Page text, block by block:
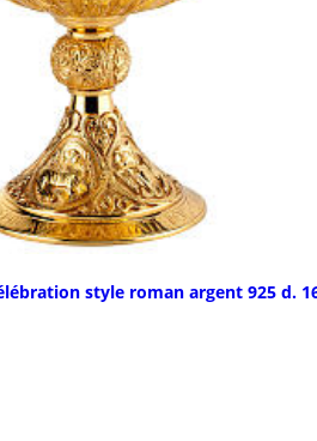
style roman argent 925 d.